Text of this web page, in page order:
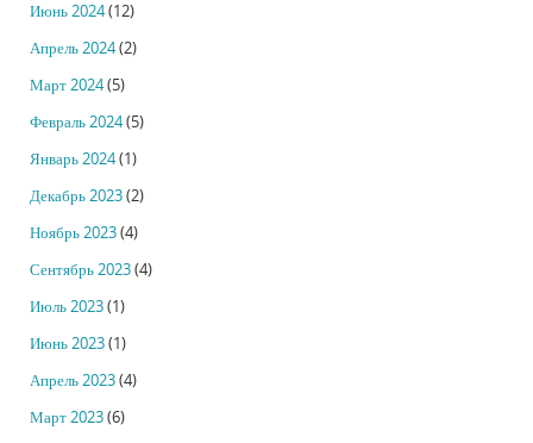
Июнь 2024(12)
Апрель 2024(2)
Март 2024(5)
Февраль 2024(5)
Январь 2024(1)
Декабрь 2023(2)
Ноябрь 2023(4)
Сентябрь 2023(4)
Июль 2023(1)
Июнь 2023(1)
Апрель 2023(4)
Март 2023(6)